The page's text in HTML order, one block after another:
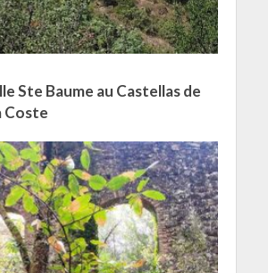
Ste Baume au Castellas de
Coste